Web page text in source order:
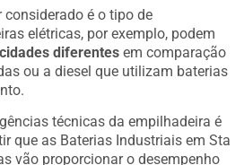
considerado é o tipo de
elétricas, por exemplo, podem
diferentes em comparação
ou a diesel que utilizam baterias
técnicas da empilhadeira é
que as Baterias Industriais em Sta
vão proporcionar o desempenho